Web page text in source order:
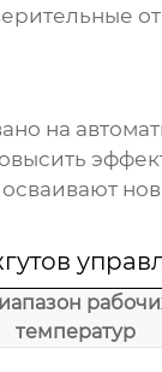
на
температур